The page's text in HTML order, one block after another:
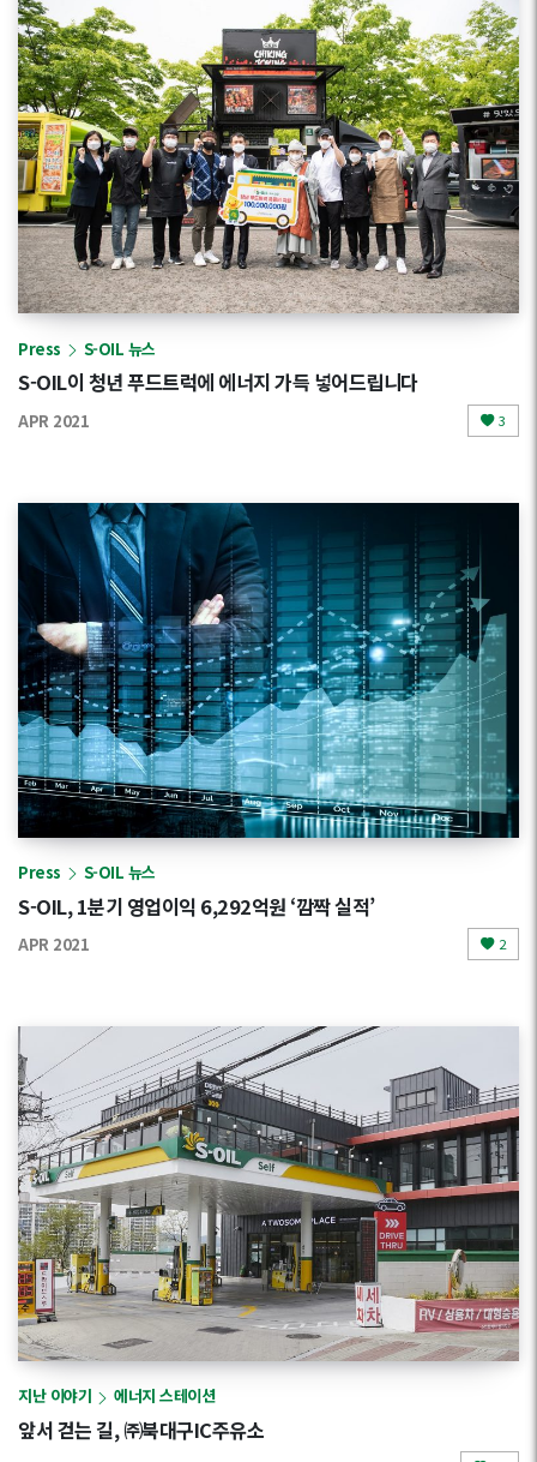
Press S-OIL 뉴스
S-OIL이 청년 푸드트럭에 에너지 가득 넣어드립니다
APR 2021 3
Press S-OIL 뉴스
S-OIL, 1분기 영업이익 6,292억원 ‘깜짝 실적’
APR 2021 2
지난 이야기 에너지 스테이션
앞서 걷는 길, ㈜북대구IC주유소